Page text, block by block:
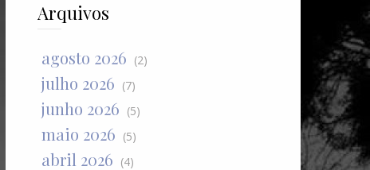
Arquivos
agosto 2026 (2)
julho 2026 (7)
junho 2026 (5)
maio 2026 (5)
abril 2026 (4)